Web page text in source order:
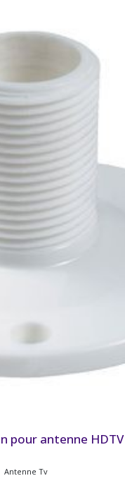
pour antenne HDTV
Antenne Tv